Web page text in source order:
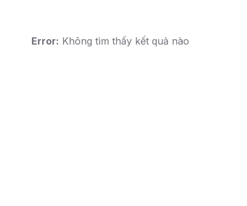
Error: Không tìm thấy kết quả nào